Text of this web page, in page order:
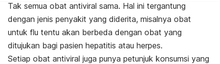
Tak semua obat antiviral sama. Hal ini tergantung
dengan jenis penyakit yang diderita, misalnya obat
untuk flu tentu akan berbeda dengan obat yang
ditujukan bagi pasien hepatitis atau herpes.
Setiap obat antiviral juga punya petunjuk konsumsi yang